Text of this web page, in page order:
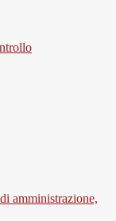
amministrazione,